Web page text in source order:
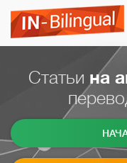
Статьи на